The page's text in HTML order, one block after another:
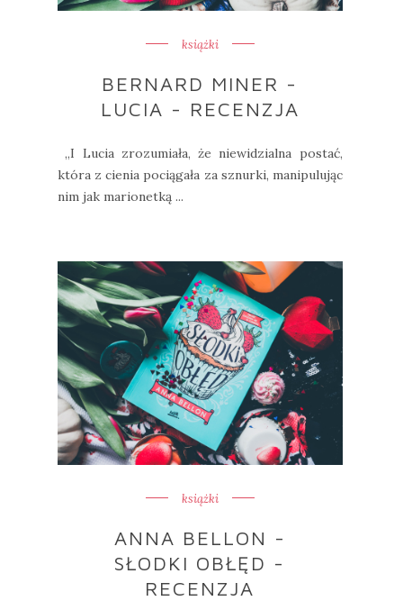
książki
BERNARD MINER -
LUCIA - RECENZJA
„I Lucia zrozumiała, że niewidzialna postać,
która z cienia pociągała za sznurki, manipulując
nim jak marionetką ...
książki
ANNA BELLON -
SŁODKI OBŁĘD -
RECENZJA